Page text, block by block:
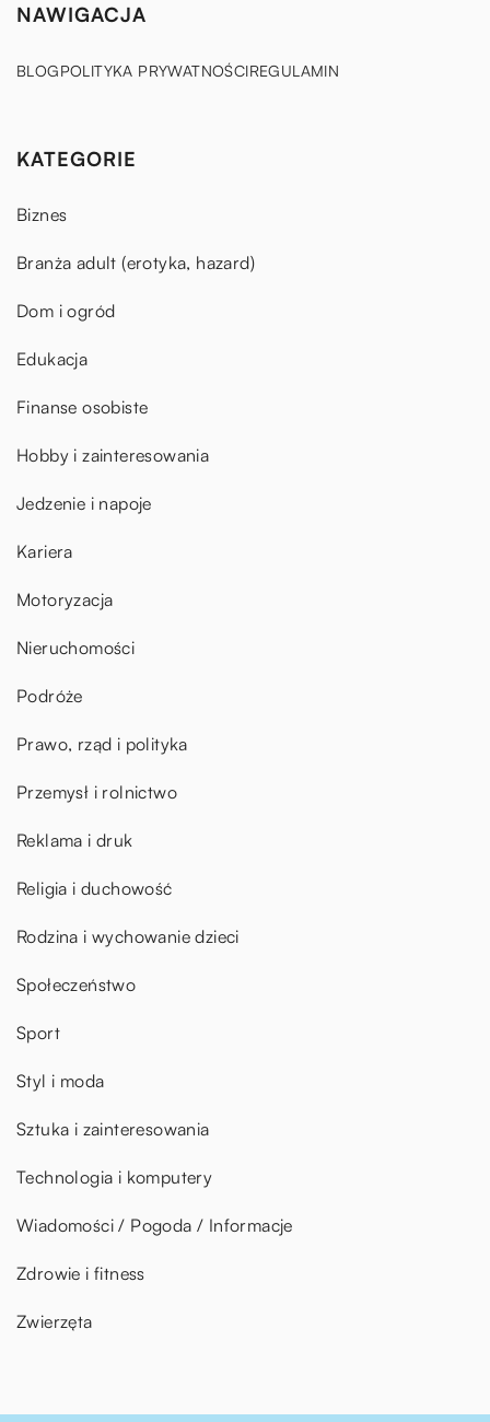
NAWIGACJA
BLOGPOLITYKA PRYWATNOŚCIREGULAMIN
KATEGORIE
Biznes
Branża adult (erotyka, hazard)
Dom i ogród
Edukacja
Finanse osobiste
Hobby i zainteresowania
Jedzenie i napoje
Kariera
Motoryzacja
Nieruchomości
Podróże
Prawo, rząd i polityka
Przemysł i rolnictwo
Reklama i druk
Religia i duchowość
Rodzina i wychowanie dzieci
Społeczeństwo
Sport
Styl i moda
Sztuka i zainteresowania
Technologia i komputery
Wiadomości / Pogoda / Informacje
Zdrowie i fitness
Zwierzęta